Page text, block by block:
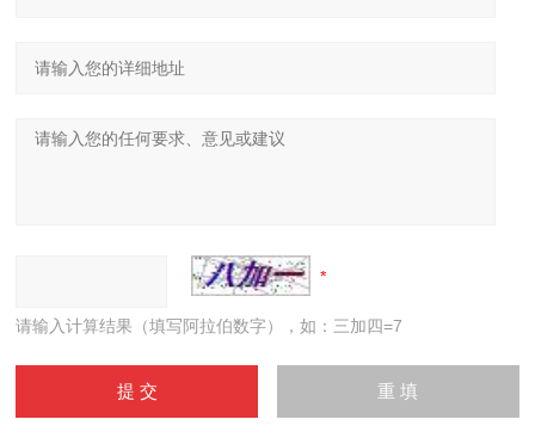
请输入计算结果（填写阿拉伯数字），如：三加四=7